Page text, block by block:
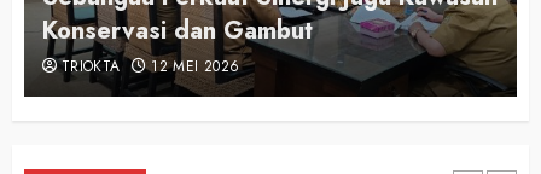
Pariwisata Katingan
TRIOKTA 12 MEI 2026